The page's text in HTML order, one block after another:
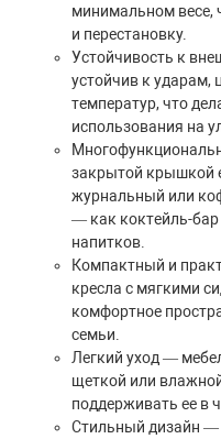
минимальном весе,
и перестановку.
Устойчивость к
устойчив к ударам,
температур, что
использования на
закрытой крышкой
журнальный или
— как коктейль-
напитков.
Компактный и
кресла с мягкими
комфортное
семьи.
Легкий уход —
щеткой или
поддерживать ее в
Стильный дизайн —